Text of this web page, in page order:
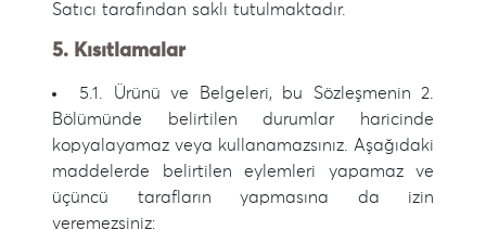
Satıcı tarafından saklı tutulmaktadır.
5. Kısıtlamalar
5.1. Ürünü ve Belgeleri, bu Sözleşmenin 2.
Bölümünde belirtilen durumlar haricinde
kopyalayamaz veya kullanamazsınız. Aşağıdaki
maddelerde belirtilen eylemleri yapamaz ve
üçüncü tarafların yapmasına da izin
veremezsiniz: